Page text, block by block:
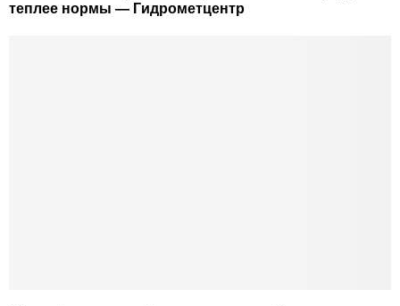
теплее нормы — Гидрометцентр